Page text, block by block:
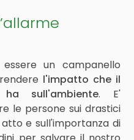
un campanello
l'impatto che il
sull'ambiente. E'
le persone sui drastici
e sull'importanza di